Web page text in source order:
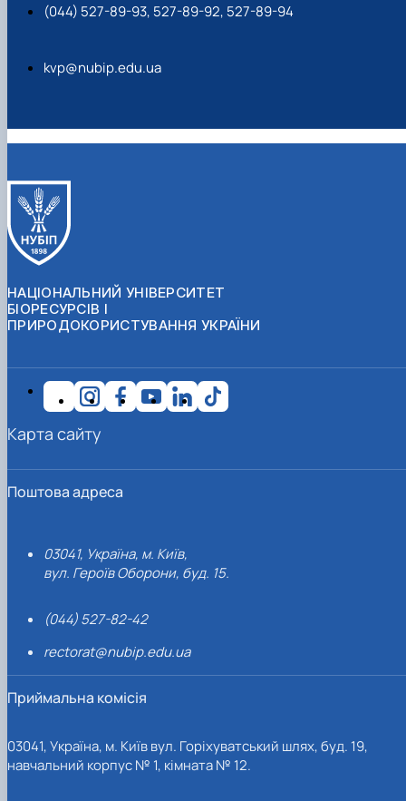
(044) 527-89-93, 527-89-92, 527-89-94
kvp@nubip.edu.ua
НАЦІОНАЛЬНИЙ УНІВЕРСИТЕТ
БІОРЕСУРСІВ І
ПРИРОДОКОРИСТУВАННЯ УКРАЇНИ
Поштова адреса
03041, Україна, м. Київ,
вул. Героїв Оборони, буд. 15.
(044) 527-82-42
rectorat@nubip.edu.ua
Приймальна комісія
03041, Україна, м. Київ вул. Горіхуватський шлях, буд. 19,
навчальний корпус № 1, кімната № 12.
Карта сайту